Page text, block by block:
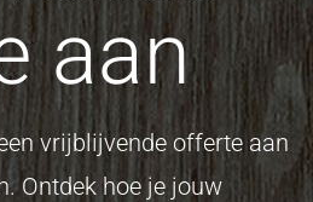
aan
vrijblijvende offerte aan
Ontdek hoe je jouw